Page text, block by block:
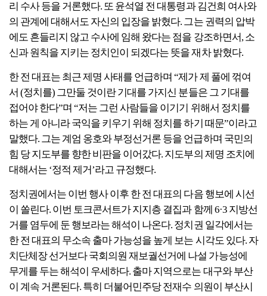
리 수사 등을 거론했다. 또 윤석열 전 대통령과 김건희 여사와
의 관계에 대해서도 자신의 입장을 밝혔다. 그는 권력의 압박
에도 흔들리지 않고 수사에 임해 왔다는 점을 강조하면서, 소
신과 원칙을 지키는 정치인이 되겠다는 뜻을 재차 밝혔다.
한 전 대표는 최근 제명 사태를 언급하며 “제가 제 풀에 꺾여
서 (정치를) 그만둘 것이란 기대를 가지신 분들은 그 기대를
접어야 한다”며 “저는 그런 사람들을 이기기 위해서 정치를
하는 게 아니라 국익을 키우기 위해 정치를 하기 때문”이라고
말했다. 그는 계엄 옹호와 부정선거론 등을 언급하며 국민의
힘 당 지도부를 향한 비판을 이어갔다. 지도부의 제명 조치에
대해서는 ‘정적 제거’라고 규정했다.
정치권에서는 이번 행사 이후 한 전 대표의 다음 행보에 시선
이 쏠린다. 이번 토크콘서트가 지지층 결집과 함께 6·3 지방선
거를 염두에 둔 행보라는 해석이 나온다. 정치권 일각에서는
한 전 대표의 무소속 출마 가능성을 높게 보는 시각도 있다. 자
치단체장 선거보다 국회의원 재보궐선거에 나설 가능성에
무게를 두는 해석이 우세하다. 출마 지역으로는 대구와 부산
이 계속 거론된다. 특히 더불어민주당 전재수 의원이 부산시